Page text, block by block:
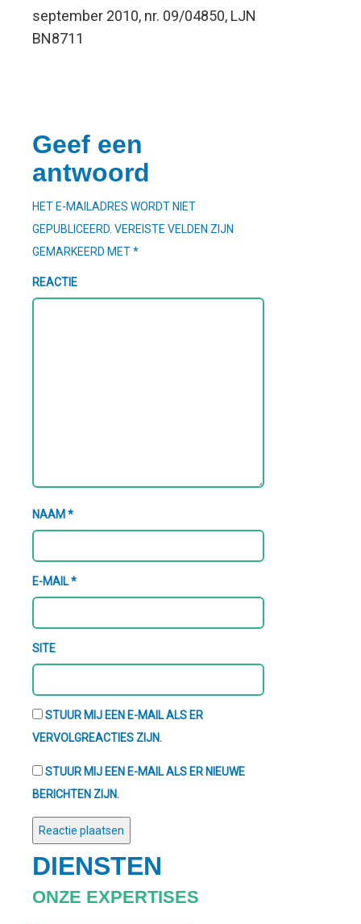
september 2010, nr. 09/04850, LJN
BN8711
Geef een
antwoord
HET E-MAILADRES WORDT NIET
GEPUBLICEERD. VEREISTE VELDEN ZIJN
GEMARKEERD MET*
REACTIE
NAAM *
E-MAIL*
SITE
STUUR MIJ EEN E-MAIL ALS ER
VERVOLGREACTIES ZIJN.
STUUR MIJ EEN E-MAIL ALS ER NIEUWE
BERICHTEN ZIJN.
DIENSTEN
ONZE EXPERTISES